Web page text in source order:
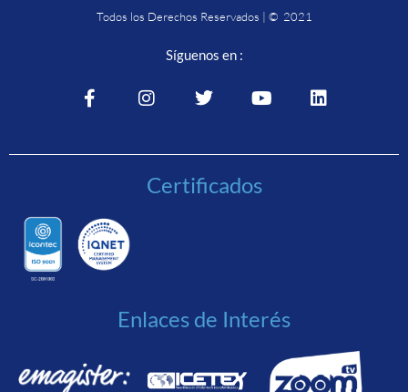
Todos los Derechos Reservados | © 2021
Síguenos en :
Certificados
Enlaces de Interés